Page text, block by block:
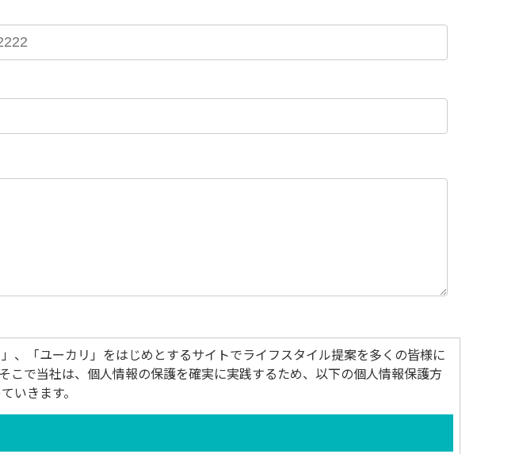
、「ユーカリ」をはじめとするサイトでライフスタイル提案を多くの皆様に
で当社は、個人情報の保護を確実に実践するため、以下の個人情報保護方
いきます。